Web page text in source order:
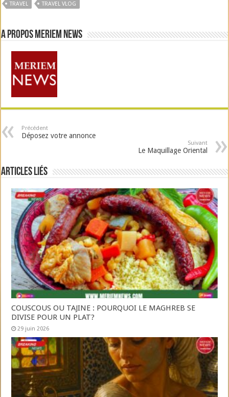
TRAVEL TRAVEL VLOG
A propos Meriem News
Précédent
Déposez votre annonce
Suivant
Le Maquillage Oriental
Articles liés
COUSCOUS OU TAJINE : POURQUOI LE MAGHREB SE
DIVISE POUR UN PLAT?
29 juin 2026